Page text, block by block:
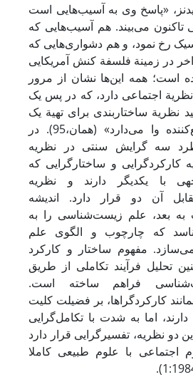
«پاسخ وی به آسیب‌هایی است
تاکنون می‌بیند. هم آسیب‌هایی که
رخ نمود، و هم دشواری‌هایی که
در زمینة فلسفة کنش آمریکایی
است؛ همه این‌ها نشان از مرور
نظریة اجتماعی دارد، که در پس یک
نظریة ساختاربندی برای تهیة یک
نظریة اجتماعی قانع‌کننده وا می‌دارد» (همان،95). در
طرد سه گرایش سنتی در نظریه
کارکردگرایی و ساختارگرایی که
با یکدیگر دارند و نظریه
آن دو قرار دارد. اندیشه
به بعد، علم زیست‌شناسی را به
که چارچوب و الگوی علم
مفهوم ساختار و کارکرد
تحلیل فرآیند تکاملی از طریق
فراهم ساخته است.
کارکردگراها، بر فضیلت کلیت
دارند، اما به شدت با تکامل‌گرایی
دو نظریه، تفسیرگرایی قرار دارد
با علوم طبیعی کاملا